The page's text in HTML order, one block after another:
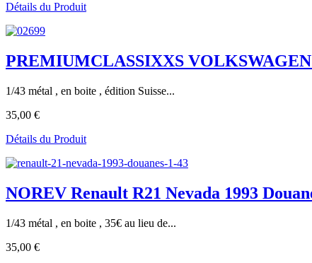
Détails du Produit
PREMIUMCLASSIXXS VOLKSWAGEN
1/43 métal , en boite , édition Suisse...
35,00 €
Détails du Produit
NOREV Renault R21 Nevada 1993
1/43 métal , en boite , 35€ au lieu de...
35,00 €